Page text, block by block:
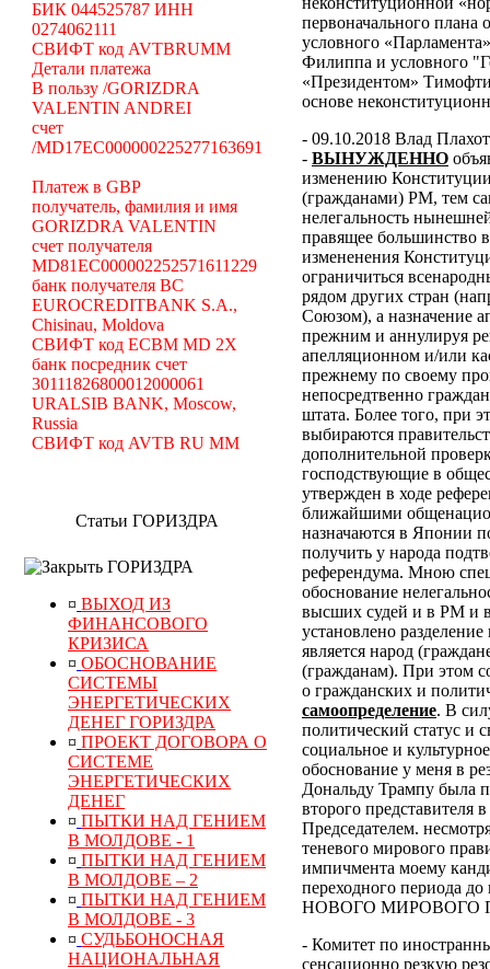
БИК 044525787 ИНН
0274062111
СВИФТ код AVTBRUMM
Детали платежа
В пользу /GORIZDRA
VALENTIN ANDREI
счет
/MD17EC000000225277163691
Платеж в GBP
получатель, фамилия и имя
GORIZDRA VALENTIN
счет получателя
MD81EC000002252571611229
банк получателя BC
EUROCREDITBANK S.A.,
Chisinau, Moldova
СВИФТ код ECBM MD 2X
банк посредник счет
30111826800012000061
URALSIB BANK, Moscow,
Russia
СВИФТ код AVTB RU MM
Статьи ГОРИЗДРА
ГОРИЗДРА
¤ ВЫХОД ИЗ
ФИНАНСОВОГО
КРИЗИСА
¤ ОБОСНОВАНИЕ
СИСТЕМЫ
ЭНЕРГЕТИЧЕСКИХ
ДЕНЕГ ГОРИЗДРА
¤ ПРОЕКТ ДОГОВОРА О
СИСТЕМЕ
ЭНЕРГЕТИЧЕСКИХ
ДЕНЕГ
¤ ПЫТКИ НАД ГЕНИЕМ
В МОЛДОВЕ - 1
¤ ПЫТКИ НАД ГЕНИЕМ
В МОЛДОВЕ – 2
¤ ПЫТКИ НАД ГЕНИЕМ
В МОЛДОВЕ - 3
¤ СУДЬБОНОСНАЯ
НАЦИОНАЛЬНАЯ
первоначального плана
условного
Филиппа и условного
«Президентом»
основе
- 09.10.2018 Влад
- ВЫНУЖДЕННО
изменению
(гражданами) РМ, тем
нелегальность
правящее большинство
измененения
ограничиться
рядом других стран
Союзом), а назначение
прежним и аннулируя
апелляционном и/или
прежнему по своему
непосредтвенно
штата. Более того, при
выбираются
дополнительной
господствующие в
утвержден в ходе
ближайшими
назначаются в Японии
получить у народа
референдума. Мною
обоснование
высших судей и в РМ и
установлено
является народ
(гражданам). При этом
о гражданских и
самоопределение. В
политический статус и
социальное и
обоснование у меня в
Дональду Трампу была
второго представителя
Председателем.
теневого мирового
импичмента моему
переходного
НОВОГО МИРОВОГО
- Комитет по
сенсационно резкую